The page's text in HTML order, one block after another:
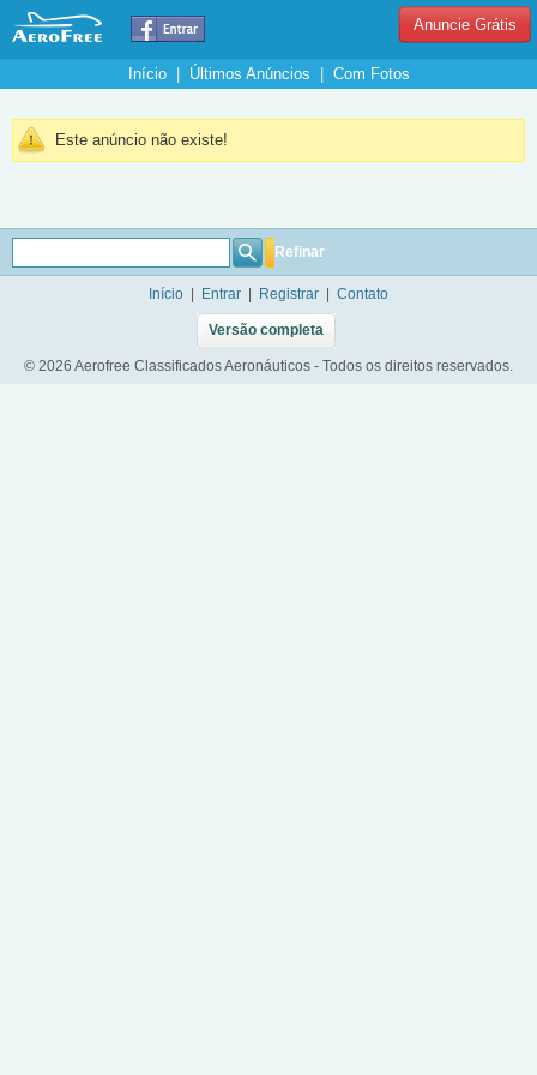
Anuncie Grátis
Início| Últimos Anúncios Com Fotos
Este anúncio não existe!
Refinar
Início Entrar Registrar Contato
Versão completa
© 2026 Aerofree Classificados Aeronáuticos - Todos os direitos reservados.